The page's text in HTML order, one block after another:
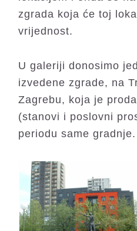
zgrada koja će toj
vrijednost.
U galeriji donosimo
izvedene zgrade, na
Zagrebu, koja je
(stanovi i poslovni
periodu same gradnje.